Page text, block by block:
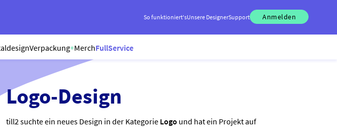
So funktioniert'sUnsere DesignerSupport Anmelden
Verpackung+MerchFullService
Logo-Design
till2 suchte ein neues Design in der Kategorie Logo und hat ein Projekt auf